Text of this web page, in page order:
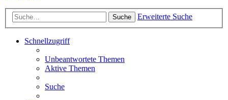
Suche Erweiterte Suche
Schnellzugriff
Unbeantwortete Themen
Aktive Themen
Suche